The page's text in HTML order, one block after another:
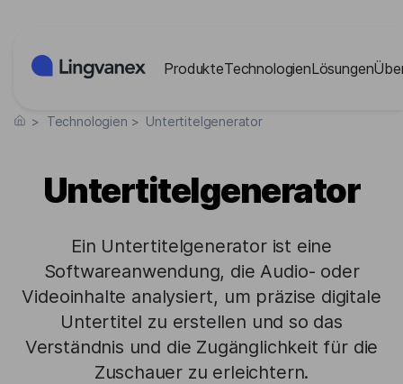
ProdukteTechnologienLösungen
> Technologien > Untertitelgenerator
Untertitelgenerator
Ein Untertitelgenerator ist eine
Softwareanwendung, die Audio- oder
Videoinhalte analysiert, um präzise digitale
Untertitel zu erstellen und so das
Verständnis und die Zugänglichkeit für die
Zuschauer zu erleichtern.